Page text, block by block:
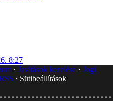
8:27
Javítások kezelése
Jogi
Sütibeállítások